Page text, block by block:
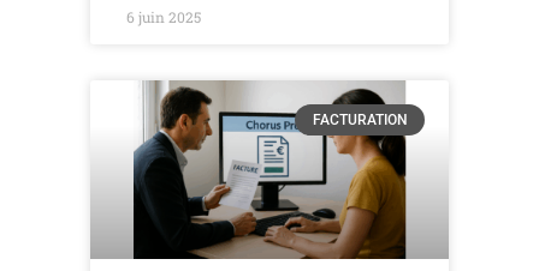
6 juin 2025
FACTURATION